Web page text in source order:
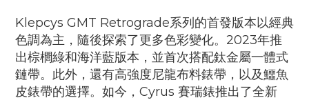
Klepcys GMT Retrograde系列的首發版本以經典
色調為主，隨後探索了更多色彩變化。2023年推
出棕櫚綠和海洋藍版本，並首次搭配鈦金屬一體式
鏈帶。此外，還有高強度尼龍布料錶帶，以及鱷魚
皮錶帶的選擇。如今，Cyrus 賽瑞錶推出了全新